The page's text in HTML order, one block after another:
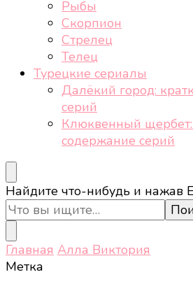
Рыбы
Скорпион
Стрелец
Телец
Турецкие сериалы
Далёкий город:
серий
Клюквенный щербет:
содержание серий
Ищите
что-
то?
Найдите что-нибудь и нажав
Главная Алла Виктория
Метка